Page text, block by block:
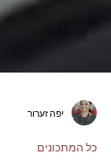
יפה זערור